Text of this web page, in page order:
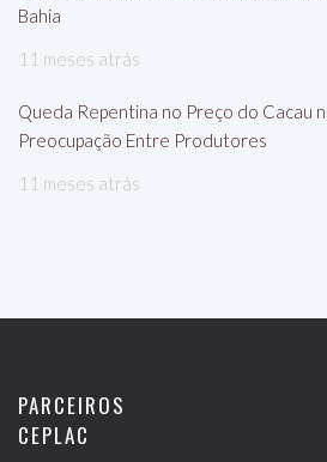
Bahia
11 meses atrás
Queda Repentina no Preço do Cacau
Preocupação Entre Produtores
11 meses atrás
PARCEIROS
CEPLAC